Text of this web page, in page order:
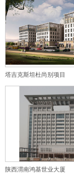
塔吉克斯坦杜尚别项目
陕西渭南鸿基世业大厦